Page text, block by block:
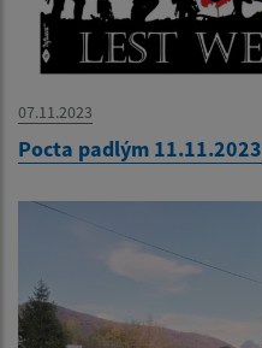
07.11.2023
Pocta padlým 11.11.2023